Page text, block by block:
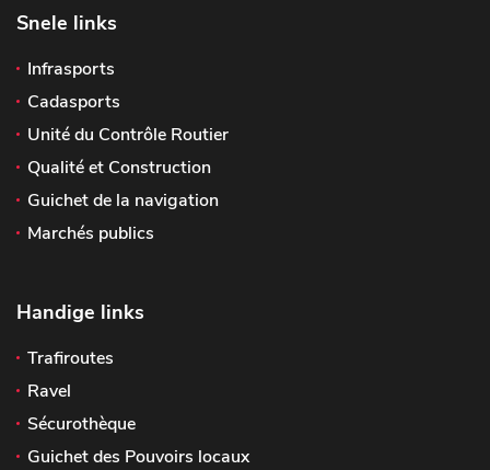
Snele links
Infrasports
Cadasports
Unité du Contrôle Routier
Qualité et Construction
Guichet de la navigation
Marchés publics
Handige links
Trafiroutes
Ravel
Sécurothèque
Guichet des Pouvoirs locaux